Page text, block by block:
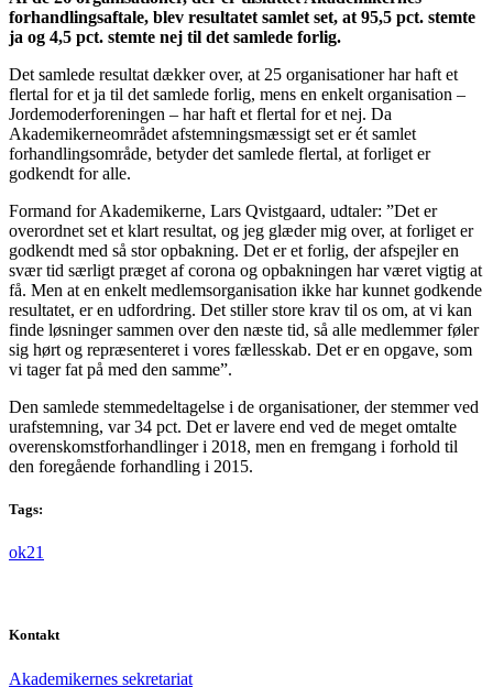
forhandlingsaftale, blev resultatet samlet set, at 95,5 pct. stemte
ja og 4,5 pct. stemte nej til det samlede forlig.
Det samlede resultat dækker over, at 25 organisationer har haft et
flertal for et ja til det samlede forlig, mens en enkelt organisation –
Jordemoderforeningen – har haft et flertal for et nej. Da
Akademikerneområdet afstemningsmæssigt set er ét samlet
forhandlingsområde, betyder det samlede flertal, at forliget er
godkendt for alle.
Formand for Akademikerne, Lars Qvistgaard, udtaler: ”Det er
overordnet set et klart resultat, og jeg glæder mig over, at forliget er
godkendt med så stor opbakning. Det er et forlig, der afspejler en
svær tid særligt præget af corona og opbakningen har været vigtig at
få. Men at en enkelt medlemsorganisation ikke har kunnet godkende
resultatet, er en udfordring. Det stiller store krav til os om, at vi kan
finde løsninger sammen over den næste tid, så alle medlemmer føler
sig hørt og repræsenteret i vores fællesskab. Det er en opgave, som
vi tager fat på med den samme”.
Den samlede stemmedeltagelse i de organisationer, der stemmer ved
urafstemning, var 34 pct. Det er lavere end ved de meget omtalte
overenskomstforhandlinger i 2018, men en fremgang i forhold til
den foregående forhandling i 2015.
Tags:
ok21
Kontakt
Akademikernes sekretariat